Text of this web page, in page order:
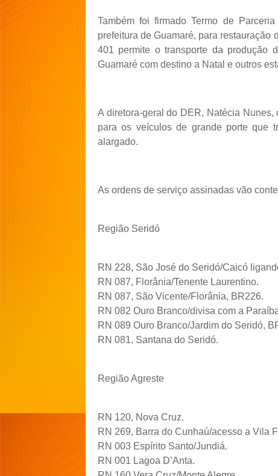
Também foi firmado Termo de
prefeitura de Guamaré, para restauração
401 permite o transporte da produção
Guamaré com destino a Natal e outros
A diretora-geral do DER, Natécia
para os veículos de grande porte que
alargado.
As ordens de serviço assinadas vão
Região Seridó
RN 228, São José do Seridó/Caicó
RN 087, Florânia/Tenente Laurentino.
RN 087, São Vicente/Florânia, BR226.
RN 082 Ouro Branco/divisa com a
RN 089 Ouro Branco/Jardim do Seridó,
RN 081, Santana do Seridó.
Região Agreste
RN 120, Nova Cruz.
RN 269, Barra do Cunhaú/acesso a Vila
RN 003 Espírito Santo/Jundiá.
RN 001 Lagoa D’Anta.